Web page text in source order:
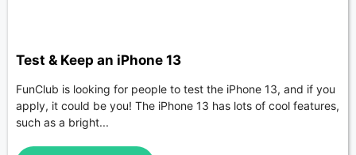
Test & Keep an iPhone 13
FunClub is looking for people to test the iPhone 13, and if you
apply, it could be you! The iPhone 13 has lots of cool features,
such as a bright...